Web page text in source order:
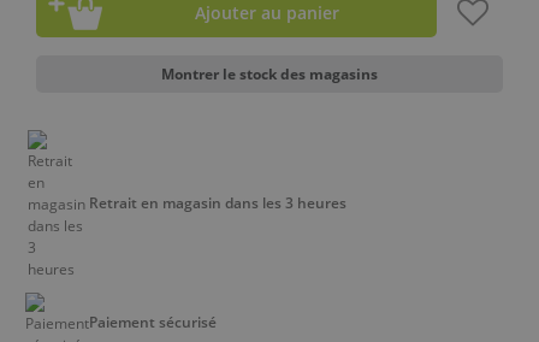
Ajouter au panier
Montrer le stock des magasins
Retrait en magasin dans les 3 heures
Paiement sécurisé